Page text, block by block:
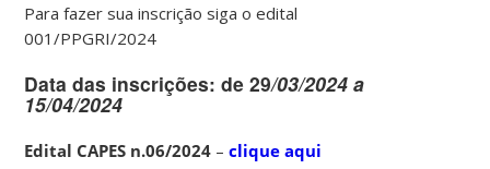
Para fazer sua inscrição siga o edital
001/PPGRI/2024
Data das inscrições: de 29/03/2024 a
15/04/2024
Edital CAPES n.06/2024 –clique aqui